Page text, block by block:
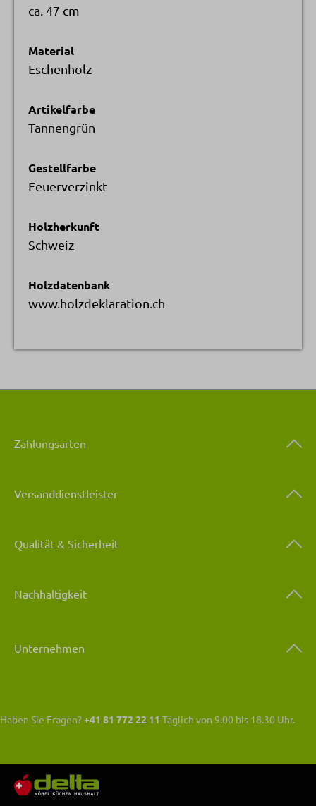
ca. 47 cm
Material
Eschenholz
Artikelfarbe
Tannengrün
Gestellfarbe
Feuerverzinkt
Holzherkunft
Schweiz
Holzdatenbank
www.holzdeklaration.ch
Zahlungsarten
Versanddienstleister
Qualität & Sicherheit
Nachhaltigkeit
Unternehmen
Haben Sie Fragen?+41 81 772 22 11 Täglich von 9.00 bis 18.30 Uhr.